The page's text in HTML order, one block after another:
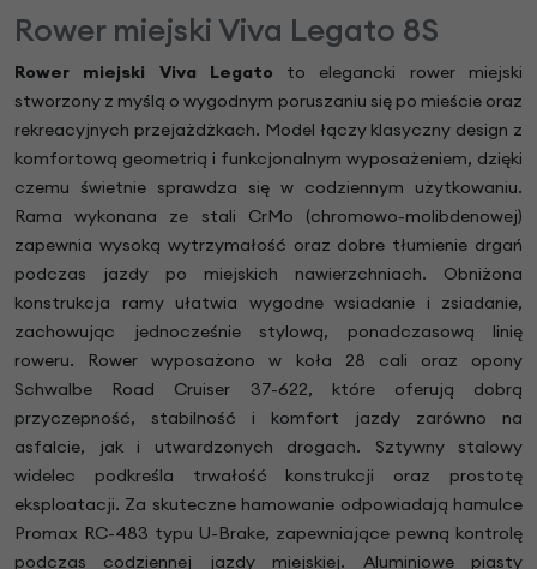
Rower miejski Viva Legato 8S
Rower miejski Viva Legato to elegancki rower miejski
stworzony z myślą o wygodnym poruszaniu się po mieście oraz
rekreacyjnych przejażdżkach. Model łączy klasyczny design z
komfortową geometrią i funkcjonalnym wyposażeniem, dzięki
czemu świetnie sprawdza się w codziennym użytkowaniu.
Rama wykonana ze stali CrMo (chromowo-molibdenowej)
zapewnia wysoką wytrzymałość oraz dobre tłumienie drgań
podczas jazdy po miejskich nawierzchniach. Obniżona
konstrukcja ramy ułatwia wygodne wsiadanie i zsiadanie,
zachowując jednocześnie stylową, ponadczasową linię
roweru. Rower wyposażono w koła 28 cali oraz opony
Schwalbe Road Cruiser 37-622, które oferują dobrą
przyczepność, stabilność i komfort jazdy zarówno na
asfalcie, jak i utwardzonych drogach. Sztywny stalowy
widelec podkreśla trwałość konstrukcji oraz prostotę
eksploatacji. Za skuteczne hamowanie odpowiadają hamulce
Promax RC-483 typu U-Brake, zapewniające pewną kontrolę
podczas codziennej jazdy miejskiej. Aluminiowe piasty